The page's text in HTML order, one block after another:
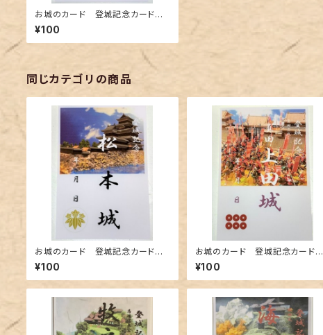
お城のカード 登城記念カード
諏訪原城跡A
¥100
同じカテゴリの商品
お城のカード 登城記念カード
松本城A
¥100
お城のカード 登城記念カード
真田三代上田城A
¥100